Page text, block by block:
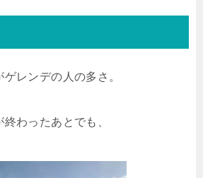
レンデの人の多さ。
わったあとでも、